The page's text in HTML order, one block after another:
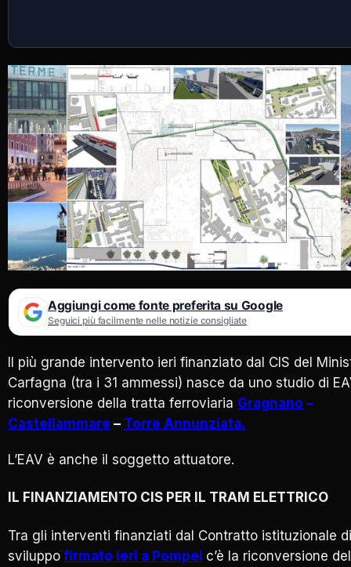
Aggiungi come fonte preferita su Google
Seguici più facilmente nelle notizie consigliate
Il più grande intervento ieri finanziato dal CIS del
Carfagna (tra i 31 ammessi) nasce da uno studio di
riconversione della tratta ferroviaria Gragnano –
Castellammare – Torre Annunziata.
L’EAV è anche il soggetto attuatore.
IL FINANZIAMENTO CIS PER IL TRAM ELETTRICO
Tra gli interventi finanziati dal Contratto istituzionale di
sviluppo firmato ieri a Pompei c’è la riconversione